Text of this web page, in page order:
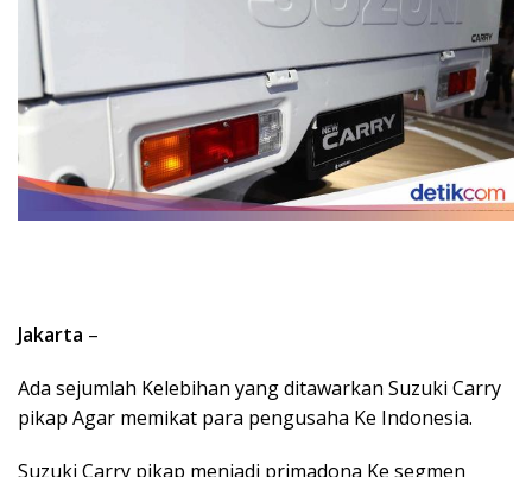
Jakarta –
Ada sejumlah Kelebihan yang ditawarkan Suzuki Carry
pikap Agar memikat para pengusaha Ke Indonesia.
Suzuki Carry pikap menjadi primadona Ke segmen